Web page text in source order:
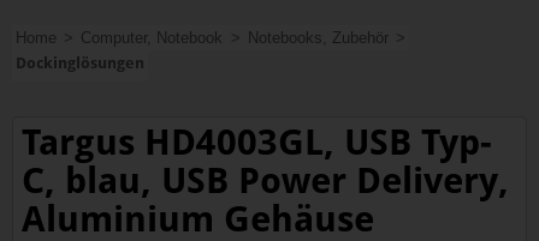
Home Computer, Notebook
Notebooks, Zubehör
Dockinglösungen
Targus HD4003GL, USB Typ-
C, blau, USB Power Delivery,
Aluminium Gehäuse